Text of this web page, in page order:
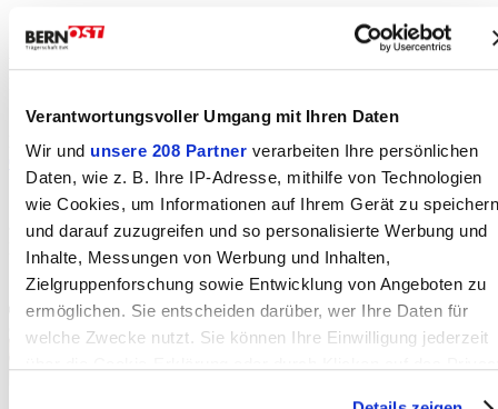
Verantwortungsvoller Umgang mit Ihren Daten
Wir und unsere 208 Partner verarbeiten Ihre persönlichen
Daten, wie z. B. Ihre IP-Adresse, mithilfe von Technologien
wie Cookies, um Informationen auf Ihrem Gerät zu speichern
und darauf zuzugreifen und so personalisierte Werbung und
Inhalte, Messungen von Werbung und Inhalten,
Zielgruppenforschung sowie Entwicklung von Angeboten zu
ermöglichen. Sie entscheiden darüber, wer Ihre Daten für
welche Zwecke nutzt. Sie können Ihre Einwilligung jederzeit
Das ikut-Team und Christina Bläuer
079 969 6979oder ikut@konolfingen.ch
Kontakt